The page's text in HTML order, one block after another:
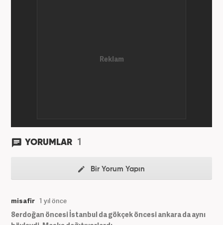
YORUMLAR 1
Bir Yorum Yapın
misafir 1 yıl önce
8erdoğan öncesi İstanbul da gökçek öncesi ankara da aynı